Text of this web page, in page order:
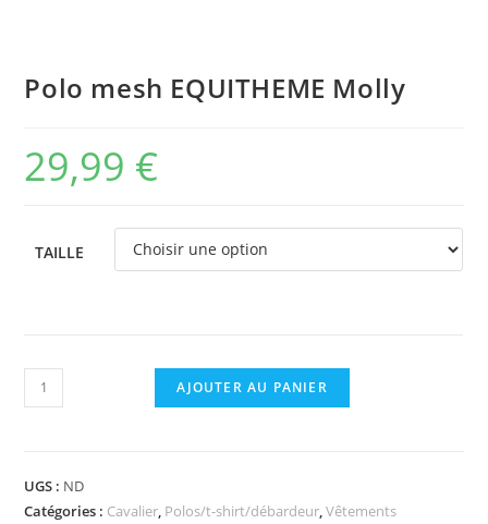
Polo mesh EQUITHEME Molly
29,99 €
TAILLE
quantité
de
EQUITHEME
Molly
AJOUTER AU PANIER
UGS : ND
Catégories : Cavalier, Polos/t-shirt/débardeur,Vêtements